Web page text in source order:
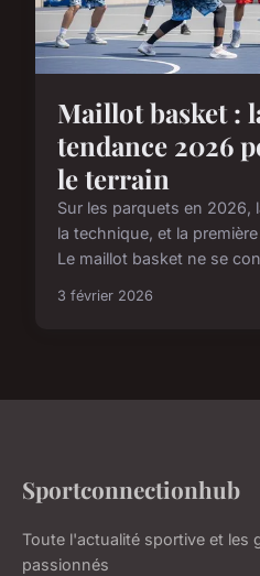
Maillot basket :
tendance 2026
le terrain
Sur les parquets en 2026,
la technique, et la
Le maillot basket ne se
3 février 2026
Sportconnectionhub
Toute l'actualité sportive et les
passionnés